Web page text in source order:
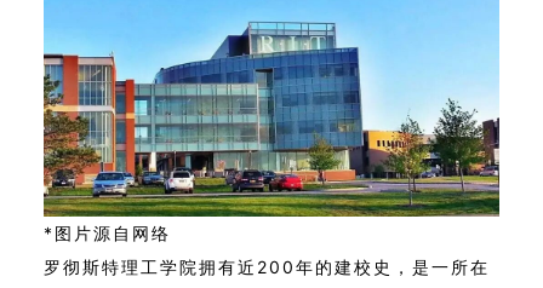
*图片源自网络
罗彻斯特理工学院拥有近200年的建校史，是一所在